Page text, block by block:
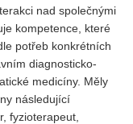
nad společnými
kompetence, které
potřeb konkrétních
diagnosticko-
medicíny. Měly
následující
fyzioterapeut,